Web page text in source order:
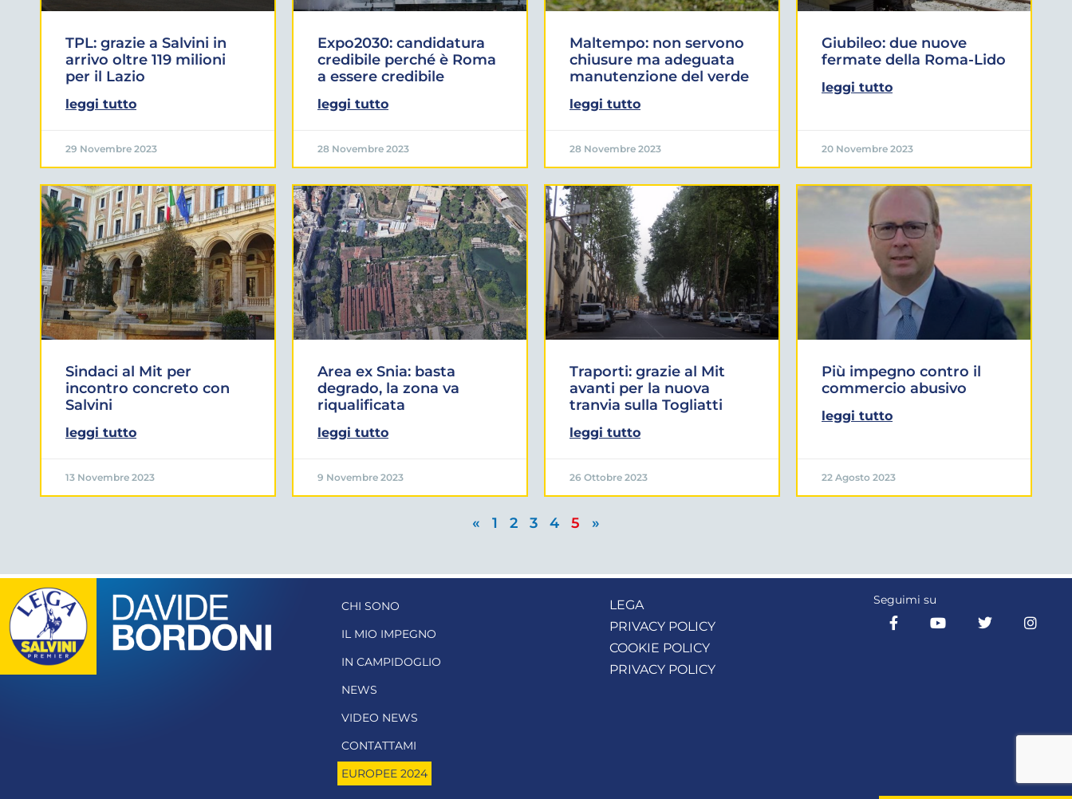
TPL: grazie a Salvini in
arrivo oltre 119 milioni
per il Lazio
leggi tutto
29 Novembre 2023
Expo2030: candidatura
credibile perché è Roma
a essere credibile
leggi tutto
28 Novembre 2023
Maltempo: non servono
chiusure ma adeguata
manutenzione del verde
leggi tutto
28 Novembre 2023
Giubileo: due nuove
fermate della Roma-Lido
leggi tutto
20 Novembre 2023
Sindaci al Mit per
incontro concreto con
Salvini
leggi tutto
13 Novembre 2023
Area ex Snia: basta
degrado, la zona va
riqualificata
leggi tutto
9 Novembre 2023
Traporti: grazie al Mit
avanti per la nuova
tranvia sulla Togliatti
leggi tutto
26 Ottobre 2023
Più impegno contro il
commercio abusivo
leggi tutto
22 Agosto 2023
« 1 2 3 4 5 »
CHI SONO
IL MIO IMPEGNO
IN CAMPIDOGLIO
NEWS
VIDEO NEWS
CONTATTAMI
EUROPEE 2024
LEGA
PRIVACY POLICY
COOKIE POLICY
PRIVACY POLICY
Seguimi su